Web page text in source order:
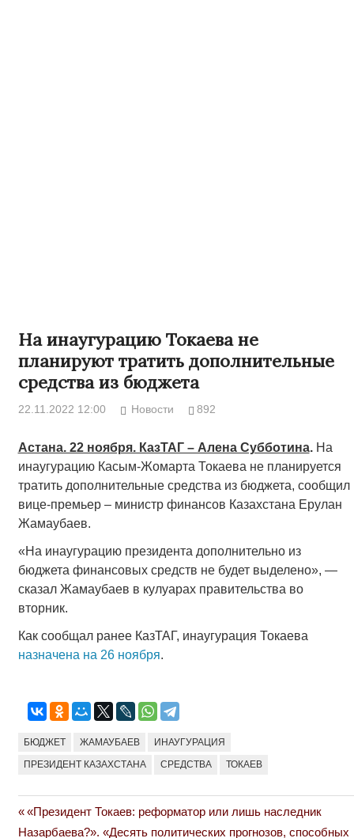
На инаугурацию Токаева не
планируют тратить дополнительные
средства из бюджета
22.11.2022 12:00 Новости 892
Астана. 22 ноября. КазТАГ – Алена Субботина. На
инаугурацию Касым-Жомарта Токаева не планируется
тратить дополнительные средства из бюджета, сообщил
вице-премьер – министр финансов Казахстана Ерулан
Жамаубаев.
«На инаугурацию президента дополнительно из
бюджета финансовых средств не будет выделено», —
сказал Жамаубаев в кулуарах правительства во
вторник.
Как сообщал ранее КазТАГ, инаугурация Токаева
назначена на 26 ноября.
БЮДЖЕТ ЖАМАУБАЕВ ИНАУГУРАЦИЯ
ПРЕЗИДЕНТ КАЗАХСТАНА СРЕДСТВА ТОКАЕВ
Навигация
Previous
Post:
«Президент Токаев: реформатор или лишь наследник
Назарбаева?». «Десять политических прогнозов, способных